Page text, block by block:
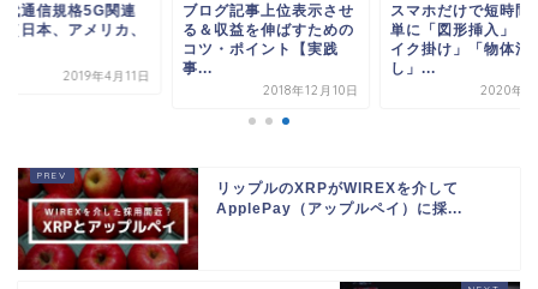
グ記事上位表示させ
収益を伸ばすための
スマホだけで短時間で簡
単に「図形挿入」「モザ
イク掛け」「物体消
し」...
2020年2月7日
次世代通信規格5G
銘柄（日本、アメリ
中国）
リップルのXRPがWIREXを介して
ApplePay（アップルペイ）に採...